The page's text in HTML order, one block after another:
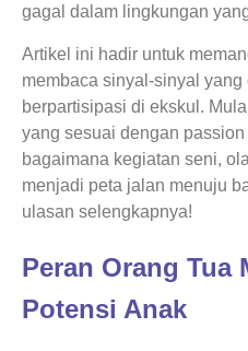
gagal dalam lingkungan
Artikel ini hadir untuk
membaca sinyal-sinyal
berpartisipasi di ekskul.
yang sesuai dengan
bagaimana kegiatan seni,
menjadi peta jalan menuju
ulasan selengkapnya!
Peran Orang Tua
Potensi Anak